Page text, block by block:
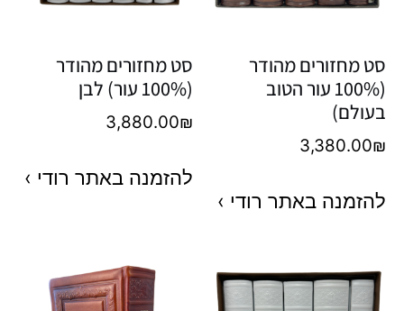
סט מחזורים מהודר
(100% עור הטוב
בעולם)
3,380.00₪
להזמנה באתר רודי ›
סט מחזורים מהודר
(100% עור) לבן
3,880.00₪
להזמנה באתר רודי ›